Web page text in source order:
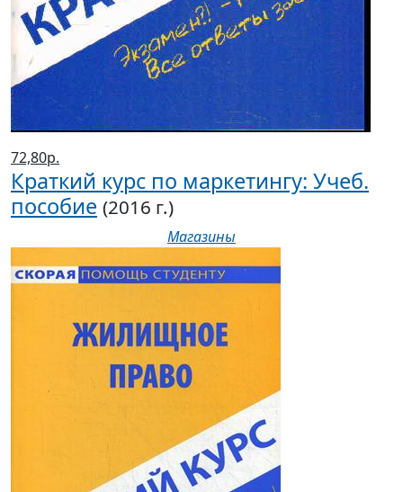
72,80р.
Краткий курс по маркетингу: Учеб.
пособие (2016 г.)
Магазины